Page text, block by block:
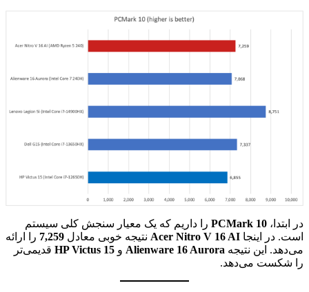
در ابتدا، PCMark 10 را داریم که یک معیار سنجش کلی سیستم
است. در اینجا Acer Nitro V 16 AI نتیجه خوبی معادل 7,259 را ارائه
می‌دهد. این نتیجه Alienware 16 Aurora و HP Victus 15 قدیمی‌تر
را شکست می‌دهد.